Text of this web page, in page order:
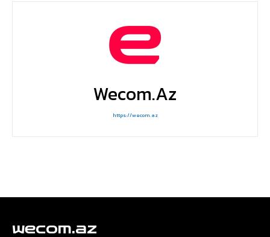
Wecom.az
https://wecom.az
wecom.az